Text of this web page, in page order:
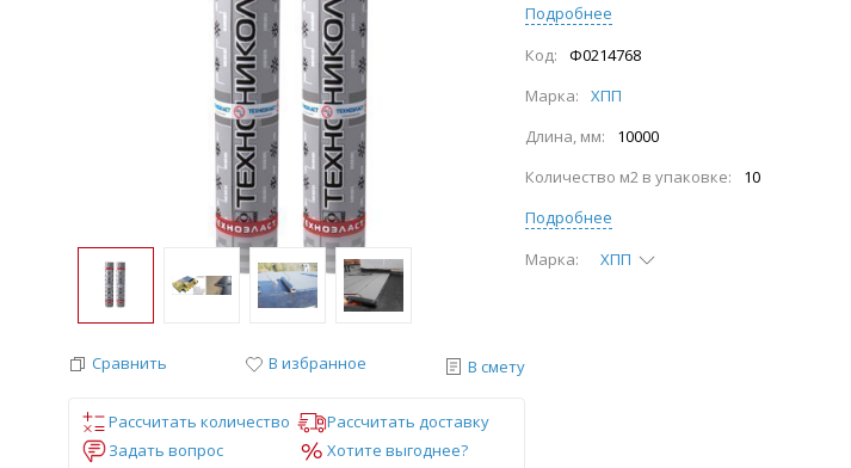
Сравнить В избранное В смету
Рассчитать количество
Рассчитать доставку
Задать вопрос
Хотите выгоднее?
Подробнее
Код:
Ф0214768
Марка:
ХПП
Длина, мм:
10000
Количество м2 в упаковке:
10
Подробнее
Марка:
ХПП